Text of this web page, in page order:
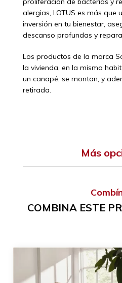
alergias, LOTUS es más que
inversión en tu bienestar,
descanso profundas y
Los productos de la marca
la vivienda, en la misma
un canapé, se montan, y
retirada.
Más
COMBINA ESTE